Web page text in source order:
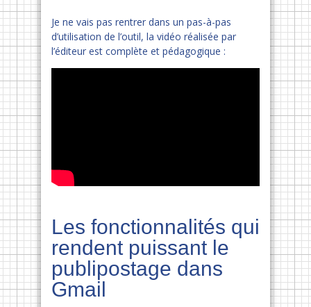
Je ne vais pas rentrer dans un pas-à-pas
d’utilisation de l’outil, la vidéo réalisée par
l’éditeur est complète et pédagogique :
Les fonctionnalités qui
rendent puissant le
publipostage dans
Gmail